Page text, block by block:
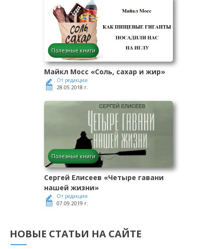
Полезные книги
Майкл Мосс «Соль, сахар и жир»
От редакции
28.05.2018 г.
Полезные книги
Сергей Елисеев «Четыре гавани
нашей жизни»
От редакции
07.09.2019 г.
НОВЫЕ СТАТЬИ НА САЙТЕ